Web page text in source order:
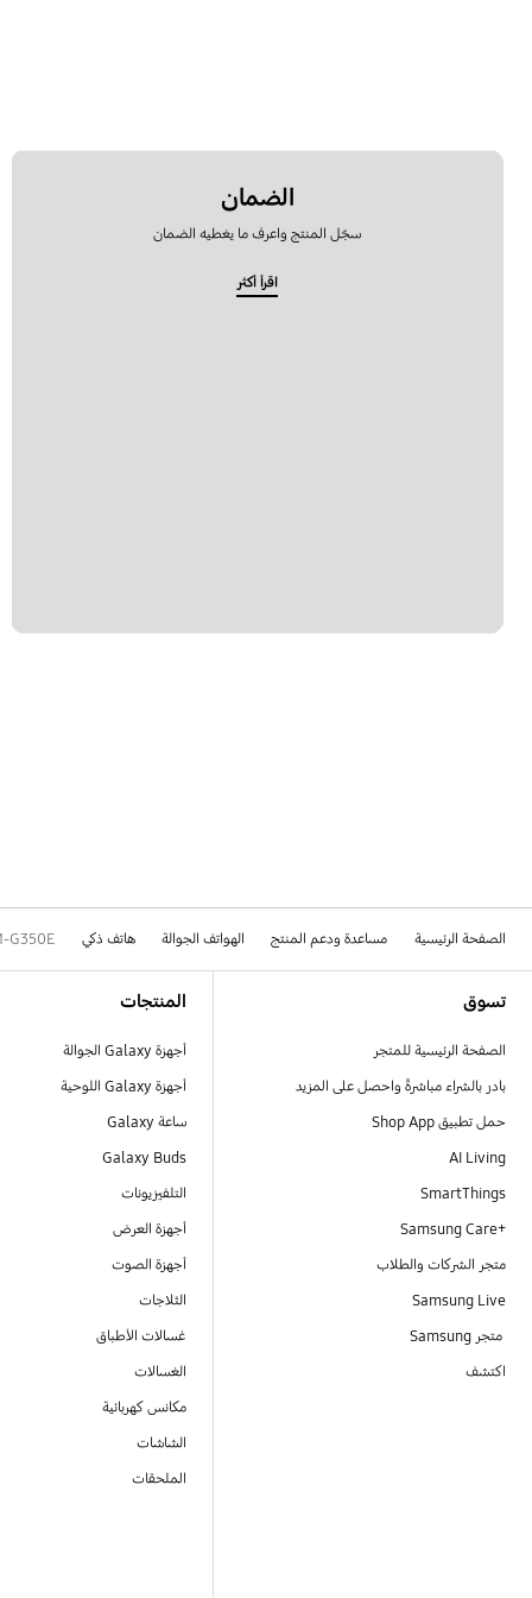
الضمان
سجّل المنتج واعرف ما يغطيه الضمان
اقرأ أكثر
الصفحة الرئيسية مساعدة ودعم المنتج الهواتف الجوالة هاتف ذكي G350E
تسوق
الصفحة الرئيسية للمتجر
بادر بالشراء مباشرةً واحصل على المزيد
حمل تطبيق Shop App
AI Living
SmartThings
Samsung Care+‎
متجر الشركات والطلاب
Samsung Live
متجر Samsung
اكتشف
المنتجات
أجهزة Galaxy الجوالة
أجهزة Galaxy اللوحية
ساعة Galaxy
Galaxy Buds
التلفيزيونات
أجهزة العرض
أجهزة الصوت
الثلاجات
غسالات الأطباق
الغسالات
مكانس كهربائية
الشاشات
الملحقات